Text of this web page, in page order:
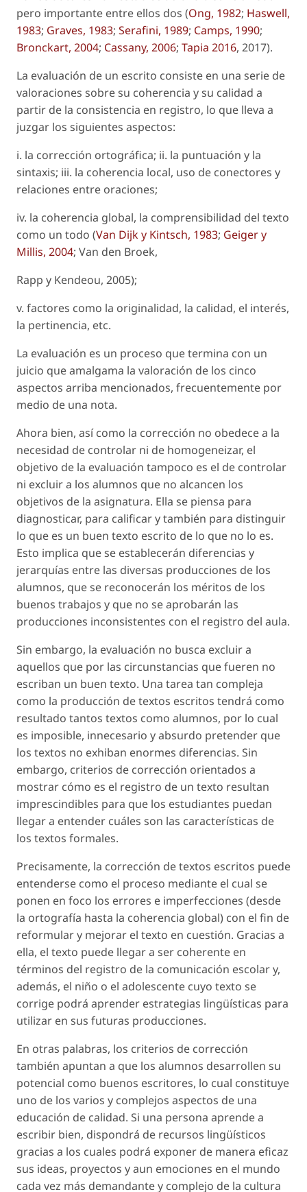
pero importante entre ellos dos (Ong, 1982; Haswell,
1983; Graves, 1983; Serafini, 1989; Camps, 1990;
Bronckart, 2004; Cassany, 2006; Tapia 2016, 2017).
La evaluación de un escrito consiste en una serie de
valoraciones sobre su coherencia y su calidad a
partir de la consistencia en registro, lo que lleva a
juzgar los siguientes aspectos:
i. la corrección ortográfica; ii. la puntuación y la
sintaxis; iii. la coherencia local, uso de conectores y
relaciones entre oraciones;
iv. la coherencia global, la comprensibilidad del texto
como un todo (Van Dijk y Kintsch, 1983; Geiger y
Millis, 2004; Van den Broek,
Rapp y Kendeou, 2005);
v. factores como la originalidad, la calidad, el interés,
la pertinencia, etc.
La evaluación es un proceso que termina con un
juicio que amalgama la valoración de los cinco
aspectos arriba mencionados, frecuentemente por
medio de una nota.
Ahora bien, así como la corrección no obedece a la
necesidad de controlar ni de homogeneizar, el
objetivo de la evaluación tampoco es el de controlar
ni excluir a los alumnos que no alcancen los
objetivos de la asignatura. Ella se piensa para
diagnosticar, para calificar y también para distinguir
lo que es un buen texto escrito de lo que no lo es.
Esto implica que se establecerán diferencias y
jerarquías entre las diversas producciones de los
alumnos, que se reconocerán los méritos de los
buenos trabajos y que no se aprobarán las
producciones inconsistentes con el registro del aula.
Sin embargo, la evaluación no busca excluir a
aquellos que por las circunstancias que fueren no
escriban un buen texto. Una tarea tan compleja
como la producción de textos escritos tendrá como
resultado tantos textos como alumnos, por lo cual
es imposible, innecesario y absurdo pretender que
los textos no exhiban enormes diferencias. Sin
embargo, criterios de corrección orientados a
mostrar cómo es el registro de un texto resultan
imprescindibles para que los estudiantes puedan
llegar a entender cuáles son las características de
los textos formales.
Precisamente, la corrección de textos escritos puede
entenderse como el proceso mediante el cual se
ponen en foco los errores e imperfecciones (desde
la ortografía hasta la coherencia global) con el fin de
reformular y mejorar el texto en cuestión. Gracias a
ella, el texto puede llegar a ser coherente en
términos del registro de la comunicación escolar y,
además, el niño o el adolescente cuyo texto se
corrige podrá aprender estrategias lingüísticas para
utilizar en sus futuras producciones.
En otras palabras, los criterios de corrección
también apuntan a que los alumnos desarrollen su
potencial como buenos escritores, lo cual constituye
uno de los varios y complejos aspectos de una
educación de calidad. Si una persona aprende a
escribir bien, dispondrá de recursos lingüísticos
gracias a los cuales podrá exponer de manera eficaz
sus ideas, proyectos y aun emociones en el mundo
cada vez más demandante y complejo de la cultura